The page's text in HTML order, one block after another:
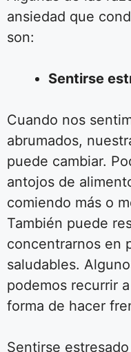
ansiedad que
son:
Sentirse
Cuando nos
abrumados,
puede cambiar.
antojos de
comiendo más o
También puede
concentrarnos en
saludables.
podemos recurrir
forma de hacer
Sentirse